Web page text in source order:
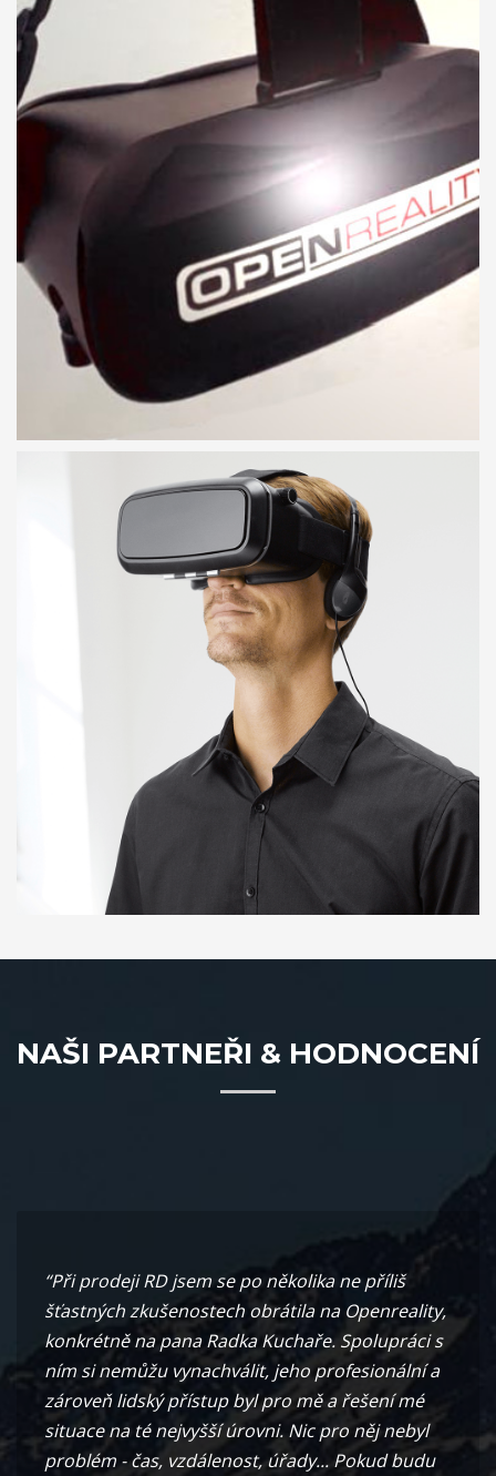
NAŠI PARTNEŘI & HODNOCENÍ
“Při prodeji RD jsem se po několika ne příliš
šťastných zkušenostech obrátila na Openreality,
konkrétně na pana Radka Kuchaře. Spolupráci s
ním si nemůžu vynachválit, jeho profesionální a
zároveň lidský přístup byl pro mě a řešení mé
situace na té nejvyšší úrovni. Nic pro něj nebyl
problém - čas, vzdálenost, úřady... Pokud budu